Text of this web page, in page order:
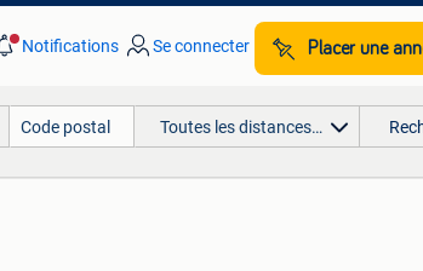
Notifications Se connecter Placer une
Toutes les distances…